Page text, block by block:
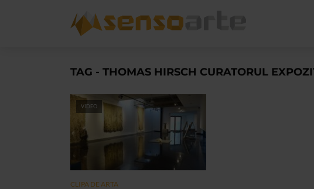
TAG - THOMAS HIRSCH CURATORUL
VIDEO
CLIPA DE ARTA